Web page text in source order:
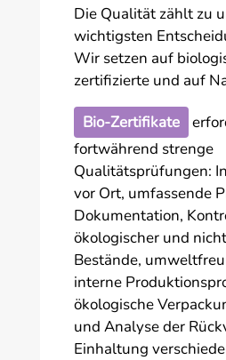
Die Qualität zählt zu
wichtigsten
Wir setzen auf
zertifizierte und auf
Bio-Zertifikate
fortwährend strenge
Qualitätsprüfungen:
vor Ort, umfassende
Dokumentation,
ökologischer und
Bestände,
interne
ökologische
und Analyse der
Einhaltung